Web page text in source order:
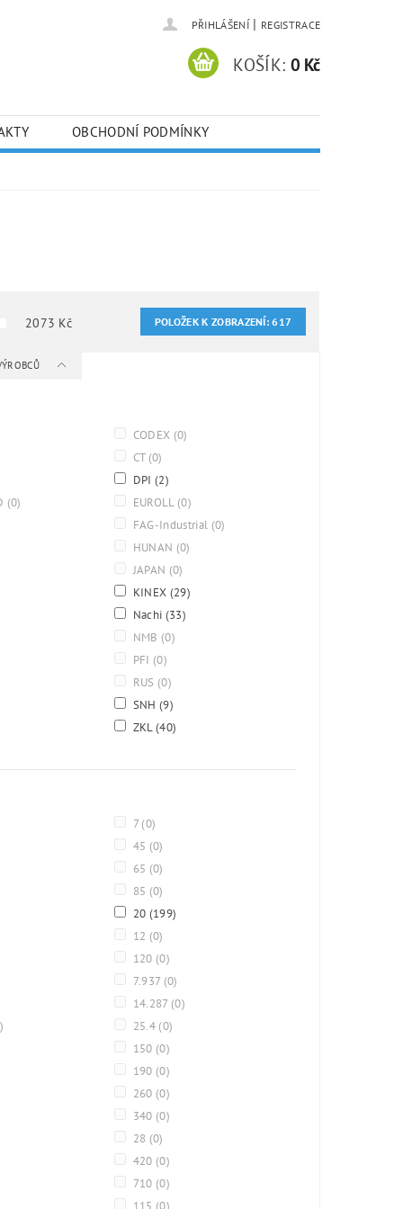
PŘIHLÁŠENÍ | REGISTRACE
KOŠÍK: 0 Kč
OBCHODNÍ PODMÍNKY
2073 Kč POLOŽEK K ZOBRAZENÍ:617
CODEX (0)
CT (0)
DPI(2)
(0) EUROLL (0)
FAG-Industrial (0)
HUNAN (0)
JAPAN (0)
KINEX (29)
Nachi (33)
NMB (0)
PFI (0)
RUS (0)
SNH(9)
ZKL(40)
7 (0)
45 (0)
65 (0)
85 (0)
20 (199)
12 (0)
120 (0)
7.937 (0)
14.287 (0)
25.4 (0)
150 (0)
190 (0)
260 (0)
340 (0)
28 (0)
420 (0)
710 (0)
115 (0)